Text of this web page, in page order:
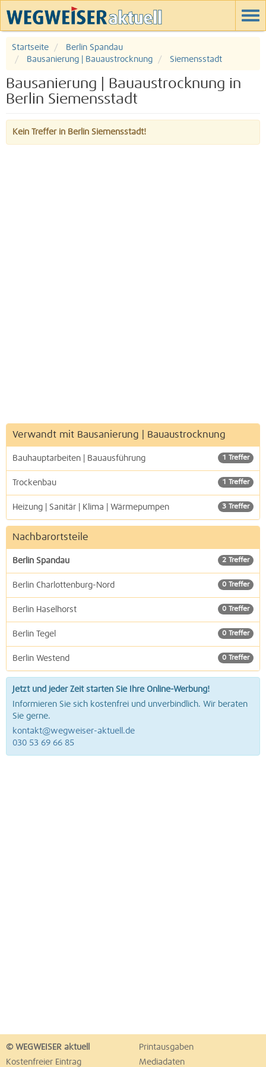
Startseite
Berlin Spandau
Bausanierung | Bauaustrocknung
Siemensstadt
Bausanierung | Bauaustrocknung in
Berlin Siemensstadt
Kein Treffer in Berlin Siemensstadt!
Verwandt mit Bausanierung | Bauaustrocknung
1 Treffer
Bauhauptarbeiten | Bauausführung
1 Treffer
Trockenbau
3 Treffer
Heizung | Sanitär | Klima | Wärmepumpen
Nachbarortsteile
2 Treffer
Berlin Spandau
0 Treffer
Berlin Charlottenburg-Nord
0 Treffer
Berlin Haselhorst
0 Treffer
Berlin Tegel
0 Treffer
Berlin Westend
Jetzt und jeder Zeit starten Sie Ihre Online-Werbung!
Informieren Sie sich kostenfrei und unverbindlich. Wir beraten
Sie gerne.
kontakt@wegweiser-aktuell.de
030 53 69 66 85
© WEGWEISER aktuell
Printausgaben
Kostenfreier Eintrag
Mediadaten